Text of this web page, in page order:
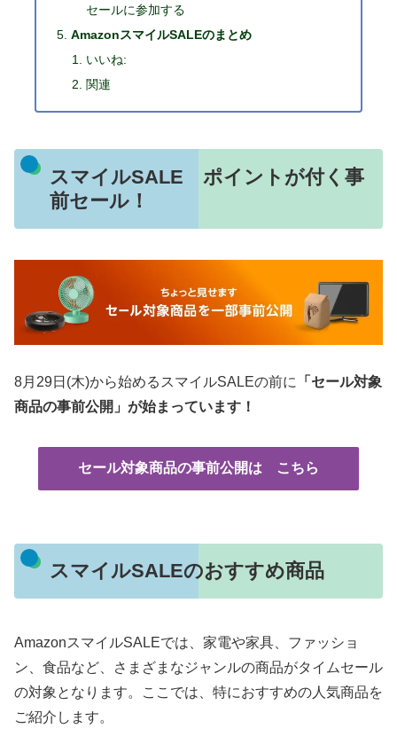
セールに参加する
AmazonスマイルSALEのまとめ
いいね:
関連
スマイルSALE ポイントが付く事
前セール！
8月29日(木)から始めるスマイルSALEの前に
「セール対象
商品の事前公開」が始まっています！
セール対象商品の事前公開は こちら
スマイルSALEのおすすめ商品
AmazonスマイルSALEでは、家電や家具、ファッショ
ン、食品など、さまざまなジャンルの商品がタイムセール
の対象となります。ここでは、特におすすめの人気商品を
ご紹介します。